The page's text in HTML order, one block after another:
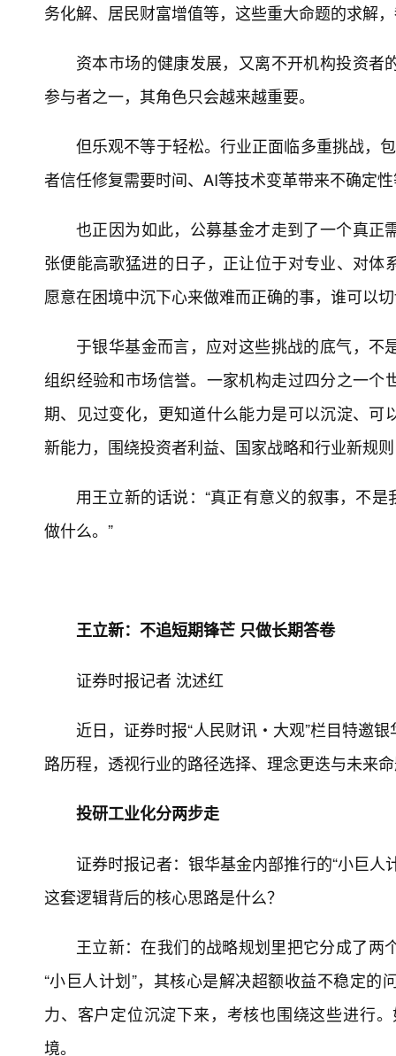
务化解、居民财富增值等，这些重大命题的求解
资本市场的健康发展，又离不开机构投资
参与者之一，其角色只会越来越重要。
但乐观不等于轻松。行业正面临多重挑战，
者信任修复需要时间、AI等技术变革带来不确定
也正因为如此，公募基金才走到了一个真
张便能高歌猛进的日子，正让位于对专业、对
愿意在困境中沉下心来做难而正确的事，谁可以
于银华基金而言，应对这些挑战的底气，
组织经验和市场信誉。一家机构走过四分之一
期、见过变化，更知道什么能力是可以沉淀、
新能力，围绕投资者利益、国家战略和行业新规
用王立新的话说：“真正有意义的叙事，不
做什么。”
王立新：不追短期锋芒 只做长期答卷
证券时报记者 沈述红
近日，证券时报“人民财讯・大观”栏目特邀
路历程，透视行业的路径选择、理念更迭与未来
投研工业化分两步走
证券时报记者：银华基金内部推行的“小巨
这套逻辑背后的核心思路是什么？
王立新：在我们的战略规划里把它分成了两
“小巨人计划”，其核心是解决超额收益不稳定
力、客户定位沉淀下来，考核也围绕这些进行
境。